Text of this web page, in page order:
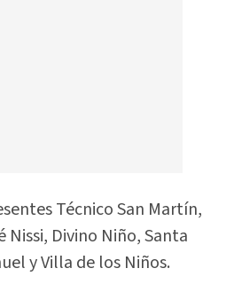
Técnico San Martín,
Nissi, Divino Niño, Santa
y Villa de los Niños.